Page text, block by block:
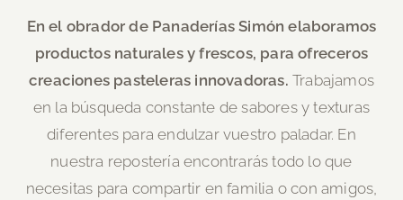
En el obrador de Panaderías Simón elaboramos
productos naturales y frescos, para ofreceros
creaciones pasteleras innovadoras. Trabajamos
en la búsqueda constante de sabores y texturas
diferentes para endulzar vuestro paladar. En
nuestra repostería encontrarás todo lo que
necesitas para compartir en familia o con amigos,